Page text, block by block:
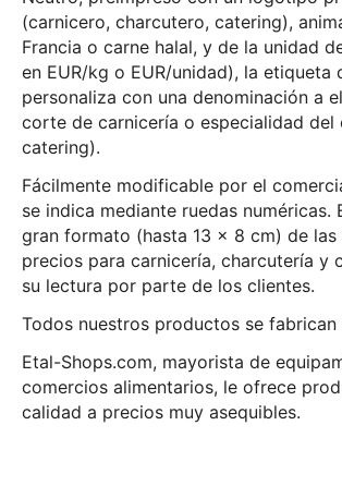
(carnicero, charcutero, catering),
Francia o carne halal, y de la unidad
en EUR/kg o EUR/unidad), la etiqueta
personaliza con una denominación a
corte de carnicería o especialidad del
catering).
Fácilmente modificable por el
se indica mediante ruedas numéricas.
gran formato (hasta 13 x 8 cm) de
precios para carnicería, charcutería y
su lectura por parte de los clientes.
Todos nuestros productos se fabrican
Etal-Shops.com, mayorista de
comercios alimentarios, le ofrece
calidad a precios muy asequibles.